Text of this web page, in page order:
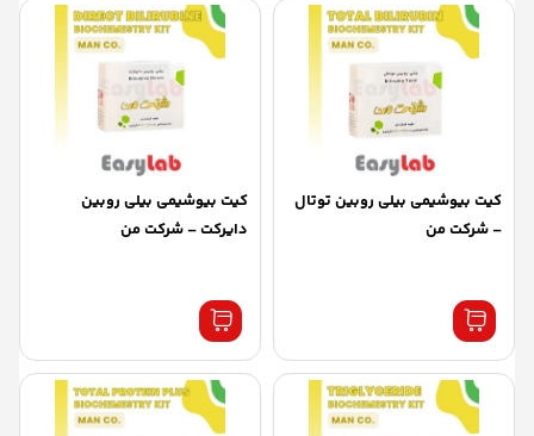
کیت بیوشیمی بیلی روبین توتال
– شرکت من
کیت بیوشیمی بیلی روبین
دایرکت – شرکت من